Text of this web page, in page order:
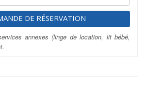
DE RÉSERVATION
annexes (linge de location, lit bébé,